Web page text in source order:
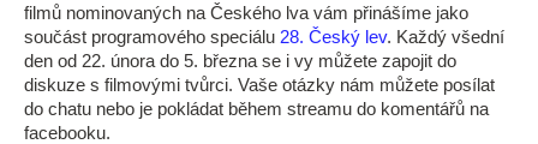
filmů nominovaných na Českého lva vám přinášíme jako
součást programového speciálu 28. Český lev. Každý všední
den od 22. února do 5. března se i vy můžete zapojit do
diskuze s filmovými tvůrci. Vaše otázky nám můžete posílat
do chatu nebo je pokládat během streamu do komentářů na
facebooku.